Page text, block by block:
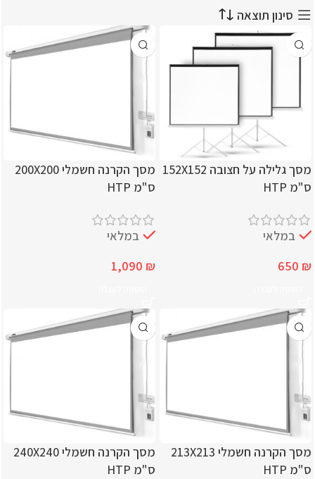
סינון תוצאה
מסך גלילה על חצובה 152X152
ס"מ HTP
במלאי
650 ₪
מסך הקרנה חשמלי 200X200
ס"מ HTP
במלאי
1,090 ₪
מסך הקרנה חשמלי 213X213
ס"מ HTP
מסך הקרנה חשמלי 240X240
ס"מ HTP